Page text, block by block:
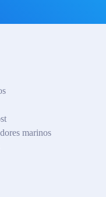
marinos